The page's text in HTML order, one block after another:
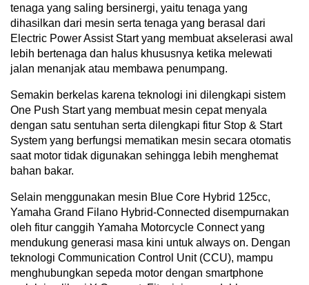
tenaga yang saling bersinergi, yaitu tenaga yang
dihasilkan dari mesin serta tenaga yang berasal dari
Electric Power Assist Start yang membuat akselerasi awal
lebih bertenaga dan halus khususnya ketika melewati
jalan menanjak atau membawa penumpang.
Semakin berkelas karena teknologi ini dilengkapi sistem
One Push Start yang membuat mesin cepat menyala
dengan satu sentuhan serta dilengkapi fitur Stop & Start
System yang berfungsi mematikan mesin secara otomatis
saat motor tidak digunakan sehingga lebih menghemat
bahan bakar.
Selain menggunakan mesin Blue Core Hybrid 125cc,
Yamaha Grand Filano Hybrid-Connected disempurnakan
oleh fitur canggih Yamaha Motorcycle Connect yang
mendukung generasi masa kini untuk always on. Dengan
teknologi Communication Control Unit (CCU), mampu
menghubungkan sepeda motor dengan smartphone